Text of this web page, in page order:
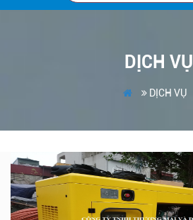
DỊCH VỤ
DỊCH VỤ